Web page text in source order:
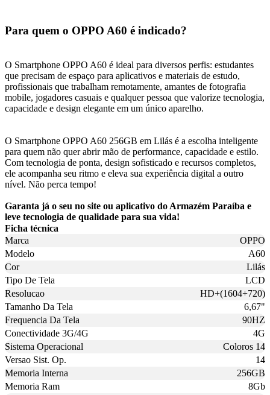
Para quem o OPPO A60 é indicado?
O Smartphone OPPO A60 é ideal para diversos perfis: estudantes
que precisam de espaço para aplicativos e materiais de estudo,
profissionais que trabalham remotamente, amantes de fotografia
mobile, jogadores casuais e qualquer pessoa que valorize tecnologia,
capacidade e design elegante em um único aparelho.
O Smartphone OPPO A60 256GB em Lilás é a escolha inteligente
para quem não quer abrir mão de performance, capacidade e estilo.
Com tecnologia de ponta, design sofisticado e recursos completos,
ele acompanha seu ritmo e eleva sua experiência digital a outro
nível. Não perca tempo!
Garanta já o seu no site ou aplicativo do Armazém Paraíba e
leve tecnologia de qualidade para sua vida!
Ficha técnica
Marca
OPPO
Modelo
A60
Cor
Lilás
Tipo De Tela
LCD
Resolucao
HD+(1604+720)
Tamanho Da Tela
6,67"
Frequencia Da Tela
90HZ
Conectividade 3G/4G
4G
Sistema Operacional
Coloros 14
Versao Sist. Op.
14
Memoria Interna
256GB
Memoria Ram
8Gb